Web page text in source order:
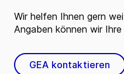
Wir helfen Ihnen gern
Angaben können wir
GEA kontaktieren